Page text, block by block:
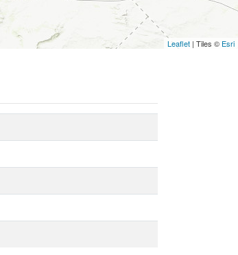
Leaflet | Tiles © Esri